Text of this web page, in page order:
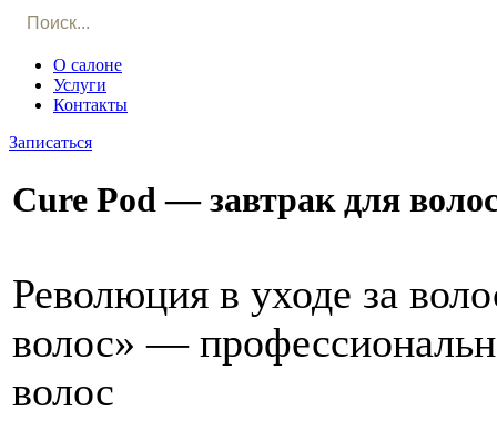
О салоне
Услуги
Контакты
Записаться
Cure Pod — завтрак для
Революция в уходе за
волос» —
волос